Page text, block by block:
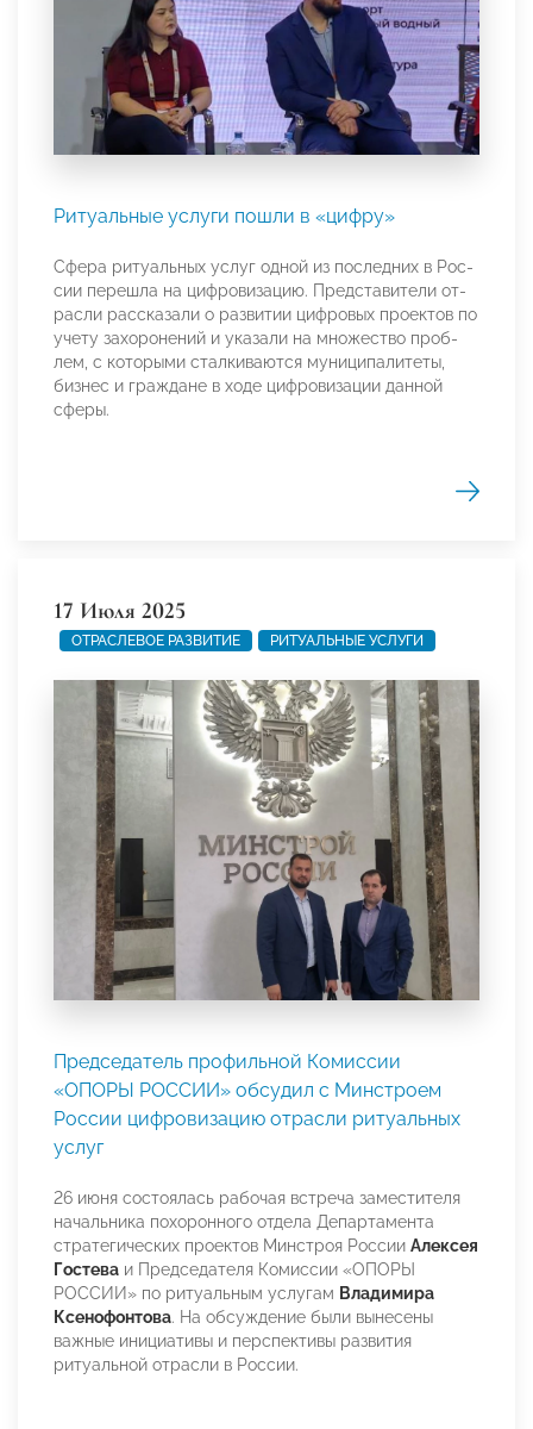
Ритуальные услуги пошли в «цифру»
Сфе­ра ри­туаль­ных ус­луг од­ной из пос­лед­них в Рос­
сии пе­реш­ла на циф­ро­виза­цию. Пред­ста­вите­ли от­
рас­ли рас­ска­зали о раз­ви­тии циф­ро­вых проек­тов по
уче­ту за­хоро­нений и ука­зали на мно­жес­тво проб­
лем, с ко­торы­ми стал­ки­вают­ся му­ници­пали­теты,
биз­нес и граж­да­не в хо­де циф­ро­виза­ции дан­ной
сфе­ры.
17 Июля 2025
ОТРАСЛЕВОЕ РАЗВИТИЕ РИТУАЛЬНЫЕ УСЛУГИ
Председатель профильной Комиссии
«ОПОРЫ РОССИИ» обсудил с Минстроем
России цифровизацию отрасли ритуальных
услуг
26 июня состоялась рабочая встреча заместителя
начальника похоронного отдела Департамента
стратегических проектов Минстроя России Алексея
Гостева и Председателя Комиссии «ОПОРЫ
РОССИИ» по ритуальным услугам Владимира
Ксенофонтова. На обсуждение были вынесены
важные инициативы и перспективы развития
ритуальной отрасли в России.